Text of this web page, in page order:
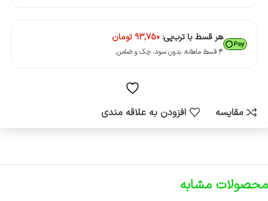
هر قسط با ترب‌پی: 93,750 تومان
۴ قسط ماهانه. بدون سود، چک و ضامن.
مقایسه افزودن به علاقه مندی
محصولات مشابه